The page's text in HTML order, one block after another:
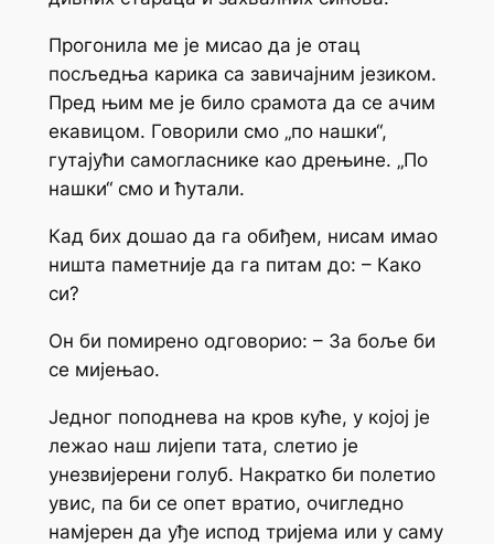
Прогонила ме је мисао да је отац
посљедња карика са завичајним језиком.
Пред њим ме је било срамота да се ачим
екавицом. Говорили смо „по нашки“,
гутајући самогласнике као дрењине. „По
нашки“ смо и ћутали.
Кад бих дошао да га обиђем, нисам имао
ништа паметније да га питам до: – Како
си?
Он би помирено одговорио: – За боље би
се мијењао.
Једног поподнева на кров куће, у којој је
лежао наш лијепи тата, слетио је
унезвијерени голуб. Накратко би полетио
увис, па би се опет вратио, очигледно
намјерен да уђе испод тријема или у саму